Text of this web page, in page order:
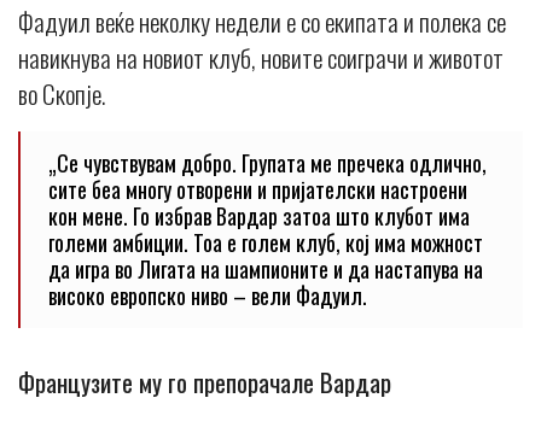
Фадуил веќе неколку недели е со екипата и полека се
навикнува на новиот клуб, новите соиграчи и животот
во Скопје.
„Се чувствувам добро. Групата ме пречека одлично,
сите беа многу отворени и пријателски настроени
кон мене. Го избрав Вардар затоа што клубот има
големи амбиции. Тоа е голем клуб, кој има можност
да игра во Лигата на шампионите и да настапува на
високо европско ниво – вели Фадуил.
Французите му го препорачале Вардар